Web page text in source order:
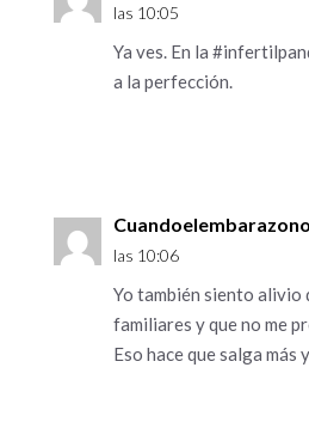
las 10:05
Ya ves. En la
a la perfección.
las 10:06
Yo también siento alivio
familiares y que no me
Eso hace que salga más